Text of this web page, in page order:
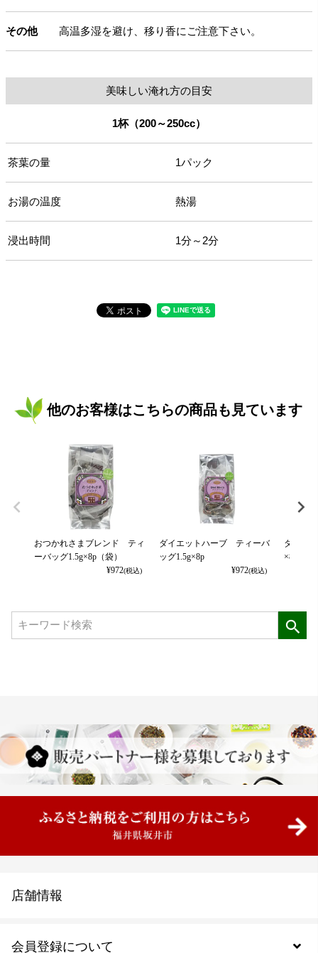
その他 高温多湿を避け、移り香にご注意下さい。
美味しい淹れ方の目安
1杯（200～250cc）
茶葉の量 1パック
お湯の温度 熱湯
浸出時間 1分～2分
他のお客様はこちらの商品も見ています
おつかれさまブレンド ティ
ーバッグ1.5g×8p（袋）
¥972(税込)
ダイエットハーブ ティーバ
ッグ1.5g×8p
¥972(税込)
ダージ
×8p（袋
会員登録について
店舗情報